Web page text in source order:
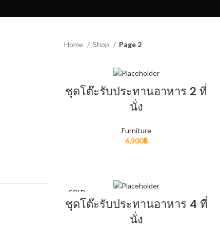
Home Shop Page 2
ชุดโต๊ะรับประทานอาหาร 2 ที่
นั่ง
Furniture
6,900฿
SOLD
OUT
ชุดโต๊ะรับประทานอาหาร 4 ที่
นั่ง